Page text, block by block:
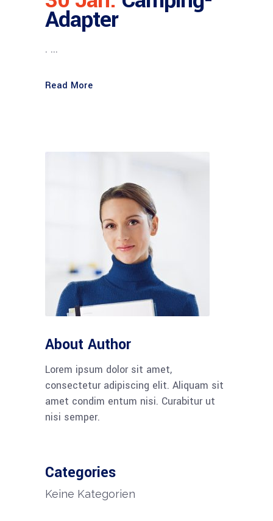
Adapter
. ...
Read More
About Author
Lorem ipsum dolor sit amet,
consectetur adipiscing elit. Aliquam sit
amet condim entum nisi. Curabitur ut
nisi semper.
Categories
Keine Kategorien